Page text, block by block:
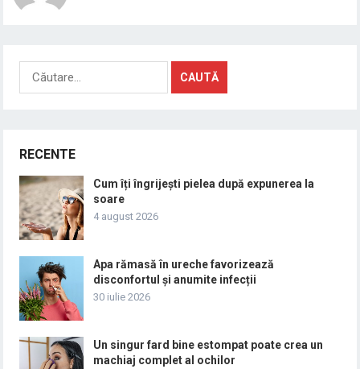
Caută
după:
RECENTE
Cum îți îngrijești pielea după expunerea la
soare
4 august 2026
Apa rămasă în ureche favorizează
disconfortul și anumite infecții
30 iulie 2026
Un singur fard bine estompat poate crea un
machiaj complet al ochilor